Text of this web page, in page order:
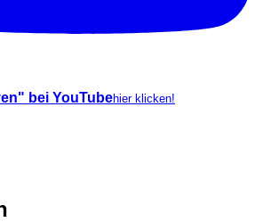
bei YouTubehier klicken!